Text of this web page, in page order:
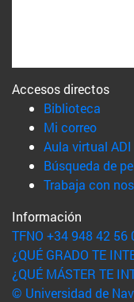
Accesos directos
Biblioteca
Mi correo(abre
Aula virtual ADI
Búsqueda de
Trabaja con
Información
TFNO +34 948 42 56
¿QUÉ GRADO TE
¿QUÉ MÁSTER TE
© Universidad de